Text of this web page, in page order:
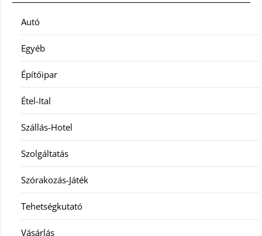
Autó
Egyéb
Építőipar
Étel-Ital
Szállás-Hotel
Szolgáltatás
Szórakozás-Játék
Tehetségkutató
Vásárlás